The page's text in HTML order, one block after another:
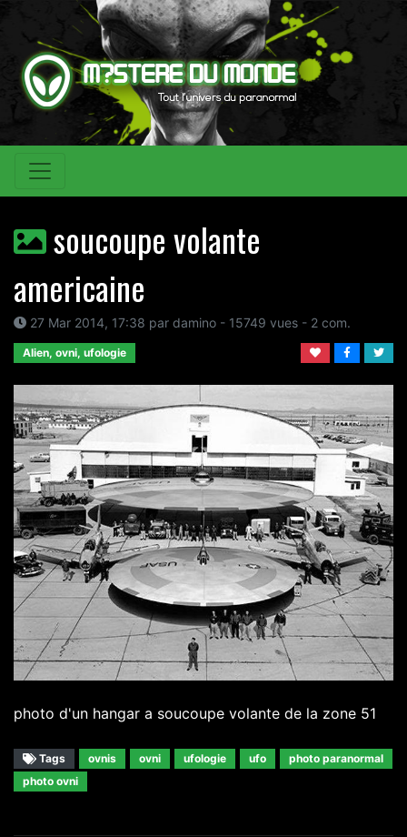
soucoupe volante
americaine
27 Mar 2014, 17:38 par damino - 15749 vues - 2 com.
Alien, ovni, ufologie
photo d'un hangar a soucoupe volante de la zone 51
Tags ovnis ovni ufologie ufo
photo paranormal
photo ovni